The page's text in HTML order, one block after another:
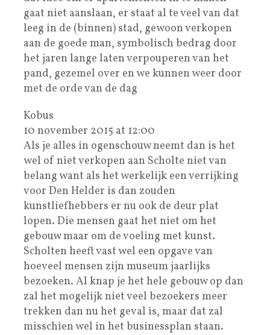
gaat niet aanslaan, er staat al te veel van dat
leeg in de (binnen) stad, gewoon verkopen
aan de goede man, symbolisch bedrag door
het jaren lange laten verpouperen van het
pand, gezemel over en we kunnen weer door
met de orde van de dag
Kobus
10 november 2015 at 12:00
Als je alles in ogenschouw neemt dan is het
wel of niet verkopen aan Scholte niet van
belang want als het werkelijk een verrijking
voor Den Helder is dan zouden
kunstliefhebbers er nu ook de deur plat
lopen. Die mensen gaat het niet om het
gebouw maar om de voeling met kunst.
Scholten heeft vast wel een opgave van
hoeveel mensen zijn museum jaarlijks
bezoeken. Al knap je het hele gebouw op dan
zal het mogelijk niet veel bezoekers meer
trekken dan nu het geval is, maar dat zal
misschien wel in het businessplan staan.